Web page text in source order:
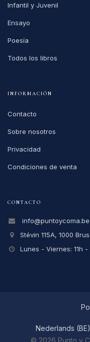
Infantil y Juvenil
Ensayo
Poesía
Todos los libros
INFORMACIÓN
Contacto
Sobre nosotros
Privacidad
Condiciones de venta
CONTACTO
info@puntoycoma.be
Stévin 115A, 1000
Lunes - Viernes: 11h -
© 2026 Punto y
Nederlands (BE)